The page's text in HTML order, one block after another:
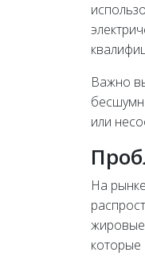
Важно
или
На
которые